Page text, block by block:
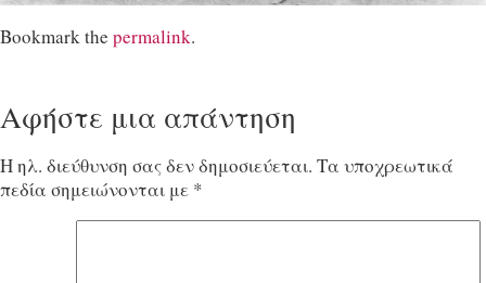
Bookmark the permalink.
Αφήστε μια απάντηση
Η ηλ. διεύθυνση σας δεν δημοσιεύεται. Τα υποχρεωτικά
πεδία σημειώνονται με *